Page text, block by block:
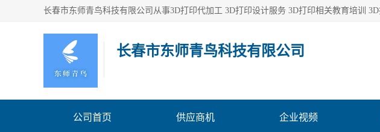
长春市东师青鸟科技有限公司
公司首页 供应商机 企业视频